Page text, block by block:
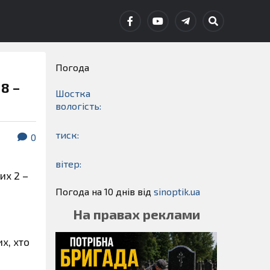
–
0
2 –
хто
Погода
Шостка
вологість:
тиск:
вітер:
Погода на 10 днів від sinoptik.ua
На правах реклами